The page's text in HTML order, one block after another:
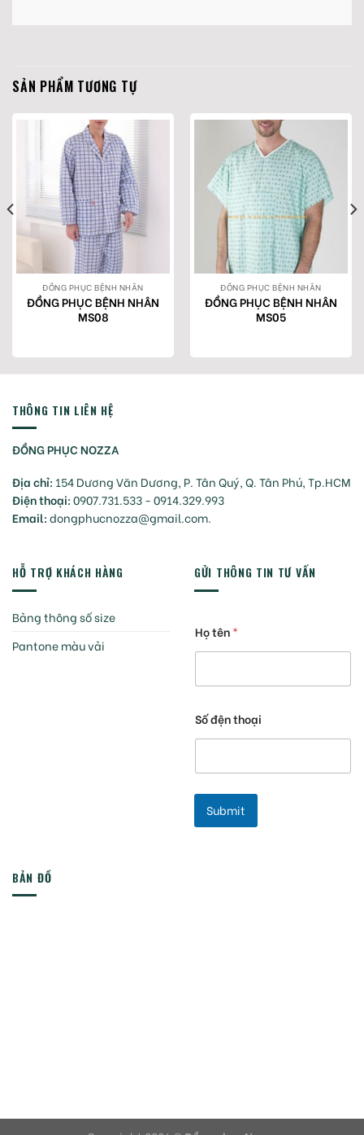
SẢN PHẨM TƯƠNG TỰ
ĐỒNG PHỤC BỆNH NHÂN
ĐỒNG PHỤC BỆNH NHÂN
MS08
ĐỒNG PHỤC BỆNH NHÂN
ĐỒNG PHỤC BỆNH NHÂN
MS05
THÔNG TIN LIÊN HỆ
ĐỒNG PHỤC NOZZA
Địa chỉ: 154 Dương Văn Dương, P. Tân Quý, Q. Tân Phú, Tp.HCM
Điện thoại:0907.731.533 - 0914.329.993
Email:dongphucnozza@gmail.com.
HỖ TRỢ KHÁCH HÀNG
Bảng thông số size
Pantone màu vải
GỬI THÔNG TIN TƯ VẤN
Họ tên*
Số đện thoại
Submit
BẢN ĐỒ